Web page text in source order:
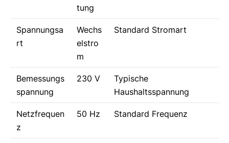
tung
Spannungsa
rt
Wechs
elstro
m
Standard Stromart
Bemessungs
spannung
230 V
Typische
Haushaltsspannung
Netzfrequen
z
50 Hz Standard Frequenz